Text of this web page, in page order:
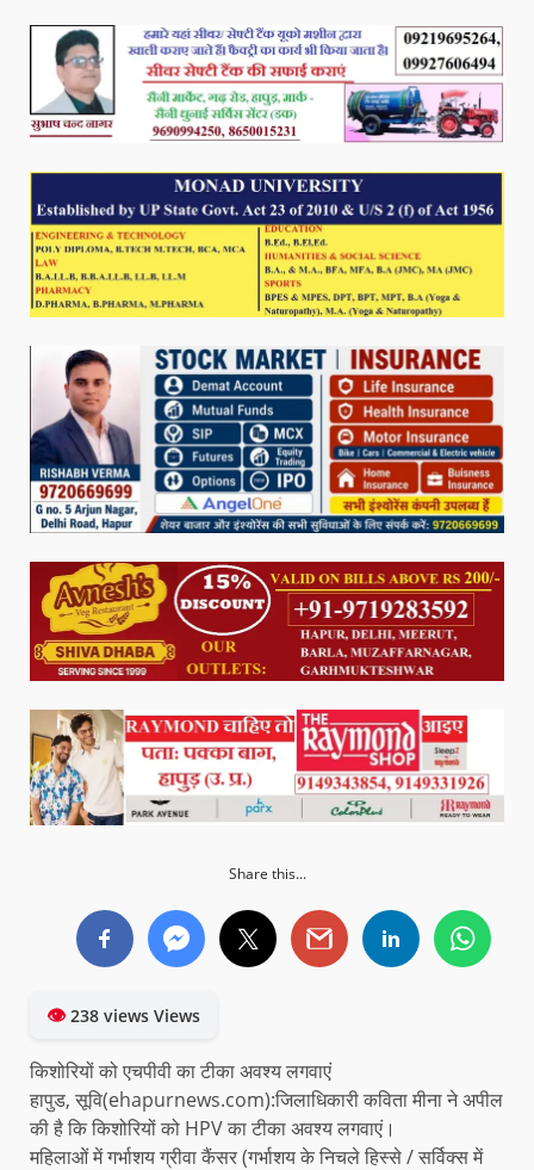
Share this...
👁238 views Views
किशोरियों को एचपीवी का टीका अवश्य लगवाएं
हापुड, सूवि(ehapurnews.com):जिलाधिकारी कविता मीना ने अपील
की है कि किशोरियों को HPV का टीका अवश्य लगवाएं।
महिलाओं में गर्भाशय ग्रीवा कैंसर (गर्भाशय के निचले हिस्से / सर्विक्स में